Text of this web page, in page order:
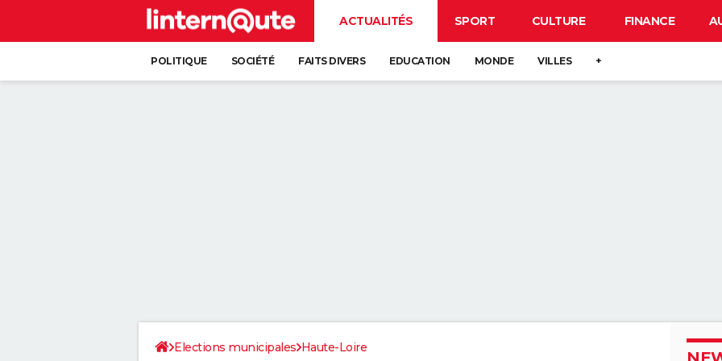
ACTUALITÉS SPORT CULTURE FINANCE
POLITIQUE SOCIÉTÉ FAITS DIVERS EDUCATION MONDE VILLES +
Elections municipales Haute-Loire